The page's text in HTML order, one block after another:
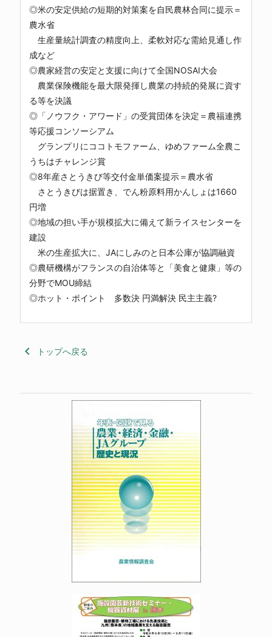
◎米の安定供給の短期的対策案を自民農林合同に提示＝
農水省
生産量統計調査の精度向上、柔軟対応な需給見通し作
成など
◎農家経営の安定と支援に向けて全国NOSAI大会
農業保険機能を最大限発揮し農業の持続的発展に資す
る等を決議
◎「ノウフク・アワード」の受賞団体を決定＝農福連携
等応援コンソーシアム
グランプリにココトモファーム、ゆめファーム全農こ
うちはチャレンジ賞
◎8年産さとうきび等交付金単価案提示＝農水省
さとうきびは据置き、でん粉原料用かんしょは1660
円増
◎地域の担い手が規模拡大に備えて新ライスセンターを
建設
米の生産拡大に、JAにしみのと日本公庫が協調融資
◎農研機構がフランスの自治体等と「美食と健康」等の
分野でMOU締結
◎ホット・ポイント 多数決 円満解決 民主主義?
keyboard_arrow_left トップへ戻る